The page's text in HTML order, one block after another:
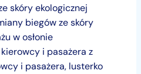
skóry ekologicznej
biegów ze skóry
w osłonie
i pasażera z
i pasażera, lusterko